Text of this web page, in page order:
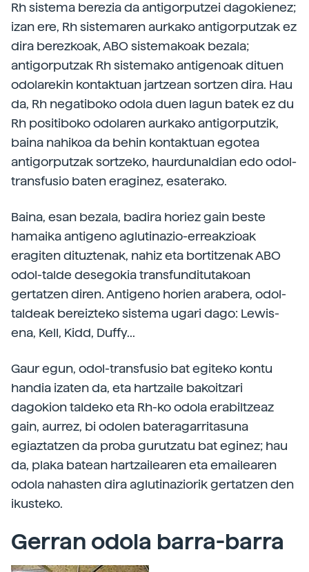
Rh sistema berezia da antigorputzei dagokienez;
izan ere, Rh sistemaren aurkako antigorputzak ez
dira berezkoak, ABO sistemakoak bezala;
antigorputzak Rh sistemako antigenoak dituen
odolarekin kontaktuan jartzean sortzen dira. Hau
da, Rh negatiboko odola duen lagun batek ez du
Rh positiboko odolaren aurkako antigorputzik,
baina nahikoa da behin kontaktuan egotea
antigorputzak sortzeko, haurdunaldian edo odol-
transfusio baten eraginez, esaterako.
Baina, esan bezala, badira horiez gain beste
hamaika antigeno aglutinazio-erreakzioak
eragiten dituztenak, nahiz eta bortitzenak ABO
odol-talde desegokia transfunditutakoan
gertatzen diren. Antigeno horien arabera, odol-
taldeak bereizteko sistema ugari dago: Lewis-
ena, Kell, Kidd, Duffy...
Gaur egun, odol-transfusio bat egiteko kontu
handia izaten da, eta hartzaile bakoitzari
dagokion taldeko eta Rh-ko odola erabiltzeaz
gain, aurrez, bi odolen bateragarritasuna
egiaztatzen da proba gurutzatu bat eginez; hau
da, plaka batean hartzailearen eta emailearen
odola nahasten dira aglutinaziorik gertatzen den
ikusteko.
Gerran odola barra-barra